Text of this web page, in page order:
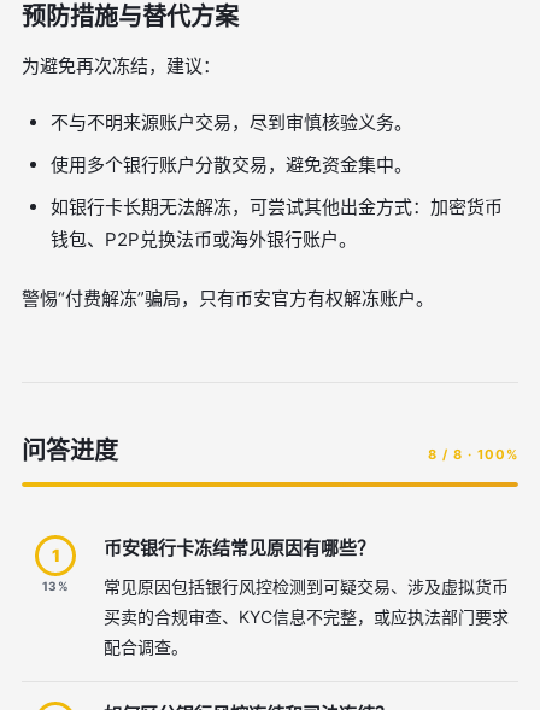
预防措施与替代方案
为避免再次冻结，建议：
不与不明来源账户交易，尽到审慎核验义务。
使用多个银行账户分散交易，避免资金集中。
如银行卡长期无法解冻，可尝试其他出金方式：加密货币
钱包、P2P兑换法币或海外银行账户。
警惕“付费解冻”骗局，只有币安官方有权解冻账户。
问答进度 8 / 8 · 100%
1
13%
币安银行卡冻结常见原因有哪些？
常见原因包括银行风控检测到可疑交易、涉及虚拟货币
买卖的合规审查、KYC信息不完整，或应执法部门要求
配合调查。